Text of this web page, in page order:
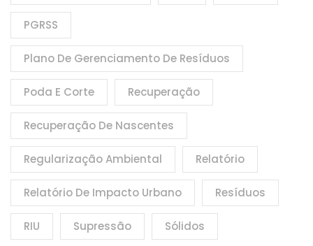
PGRSS
Plano De Gerenciamento De Resíduos
Poda E Corte Recuperação
Recuperação De Nascentes
Regularização Ambiental Relatório
Relatório De Impacto Urbano Resíduos
RIU Supressão Sólidos